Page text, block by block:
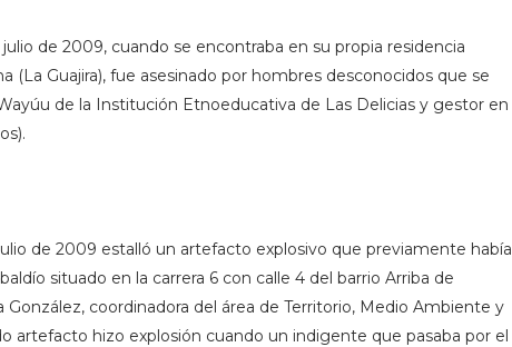
julio de 2009, cuando se encontraba en su propia residencia
(La Guajira), fue asesinado por hombres desconocidos que se
de la Institución Etnoeducativa de Las Delicias y gestor en
de 2009 estalló un artefacto explosivo que previamente había
situado en la carrera 6 con calle 4 del barrio Arriba de
coordinadora del área de Territorio, Medio Ambiente y
artefacto hizo explosión cuando un indigente que pasaba por el